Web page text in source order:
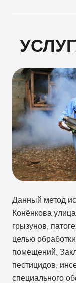
Данный метод
Конёнкова
грызунов,
целью
помещений.
пестицидов,
специального